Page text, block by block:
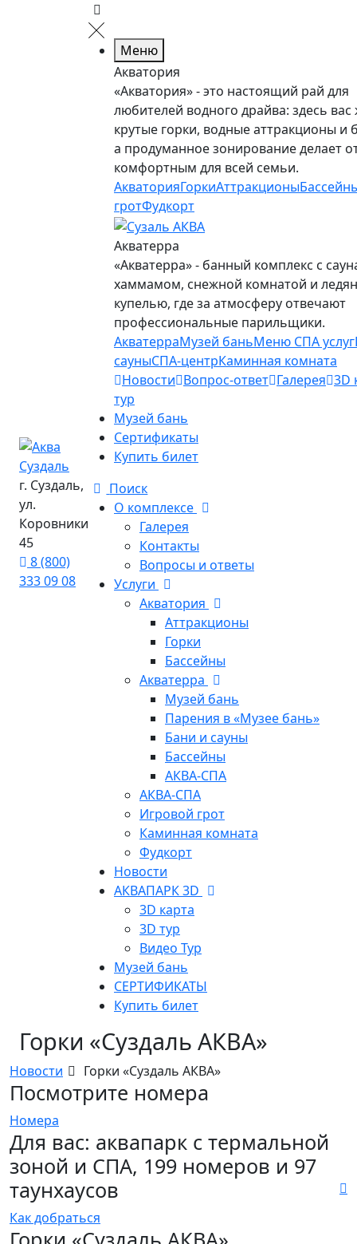
г. Суздаль,
ул.
Коровники
45
8 (800)
333 09 08
Меню
Акватория
«Акватория» - это настоящий рай для
любителей водного драйва: здесь вас
крутые горки, водные аттракционы и
а продуманное зонирование делает
комфортным для всей семьи.
АкваторияГоркиАттракционы
гротФудкорт
Акватерра
«Акватерра» - банный комплекс с
хаммамом, снежной комнатой и
купелью, где за атмосферу отвечают
профессиональные парильщики.
АкватерраМузей баньМеню СПА услуг
сауныСПА-центрКаминная комната
Новости Вопрос-ответ Галерея 3D
тур
Музей бань
Сертификаты
Купить билет
Поиск
О комплексе
Галерея
Контакты
Вопросы и ответы
Услуги
Акватория
Аттракционы
Горки
Бассейны
Акватерра
Музей бань
Парения в «Музее бань»
Бани и сауны
Бассейны
АКВА-СПА
АКВА-СПА
Игровой грот
Каминная комната
Фудкорт
Новости
АКВАПАРК 3D
3D карта
3D тур
Видео Тур
Музей бань
СЕРТИФИКАТЫ
Купить билет
Горки «Суздаль АКВА»
Новости Горки «Суздаль АКВА»
Посмотрите номера
Номера
Для вас: аквапарк с термальной
зоной и СПА, 199 номеров и 97
таунхаусов
Как добраться